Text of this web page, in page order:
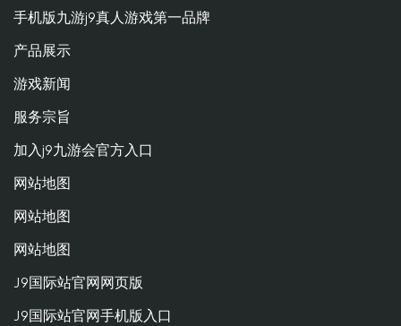
手机版九游j9真人游戏第一品牌
产品展示
游戏新闻
服务宗旨
加入j9九游会官方入口
网站地图
网站地图
网站地图
J9国际站官网网页版
J9国际站官网手机版入口